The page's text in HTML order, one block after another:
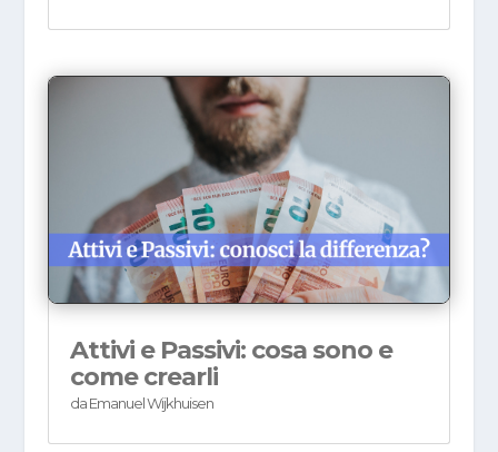
Attivi e Passivi: cosa sono e
come crearli
daEmanuel Wijkhuisen